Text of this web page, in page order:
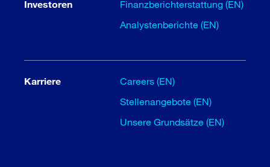
Investoren
Finanzberichterstattung (EN)
Analystenberichte (EN)
Karriere
Careers (EN)
Stellenangebote (EN)
Unsere Grundsätze (EN)